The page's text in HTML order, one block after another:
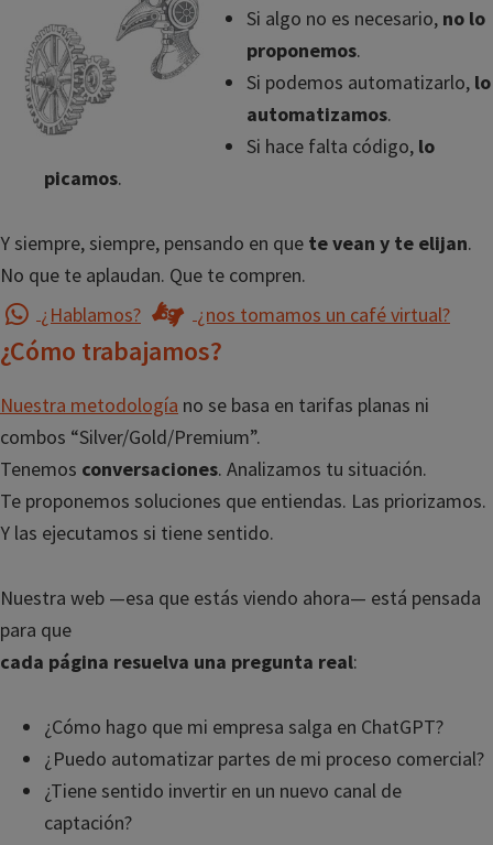
Si algo no es necesario, no lo
proponemos.
Si podemos automatizarlo, lo
automatizamos.
Si hace falta código, lo
picamos.
Y siempre, siempre, pensando en que te vean y te elijan.
No que te aplaudan. Que te compren.
¿Hablamos?
¿nos tomamos un café virtual?
¿Cómo trabajamos?
Nuestra metodología no se basa en tarifas planas ni
combos “Silver/Gold/Premium”.
Tenemos conversaciones. Analizamos tu situación.
Te proponemos soluciones que entiendas. Las priorizamos.
Y las ejecutamos si tiene sentido.
Nuestra web —esa que estás viendo ahora— está pensada
para que
cada página resuelva una pregunta real:
¿Cómo hago que mi empresa salga en ChatGPT?
¿Puedo automatizar partes de mi proceso comercial?
¿Tiene sentido invertir en un nuevo canal de
captación?